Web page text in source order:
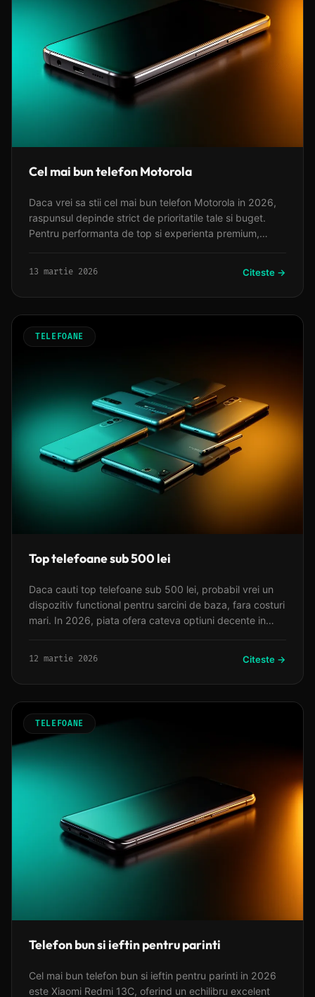
Cel mai bun telefon Motorola
Daca vrei sa stii cel mai bun telefon Motorola in 2026,
raspunsul depinde strict de prioritatile tale si buget.
Pentru performanta de top si experienta premium,
13 martie 2026 Citeste →
TELEFOANE
Top telefoane sub 500 lei
Daca cauti top telefoane sub 500 lei, probabil vrei un
dispozitiv functional pentru sarcini de baza, fara costuri
mari. In 2026, piata ofera cateva optiuni decente in
12 martie 2026 Citeste →
TELEFOANE
Telefon bun si ieftin pentru parinti
Cel mai bun telefon bun si ieftin pentru parinti in 2026
este Xiaomi Redmi 13C, oferind un echilibru excelent